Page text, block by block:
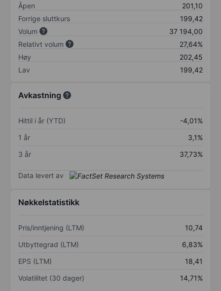
Åpen
201,10
Forrige sluttkurs
199,42
Volum
37 194,00
Relativt volum
27,64%
Høy
202,45
Lav
199,42
Avkastning
Hittil i år (YTD)
-4,01%
1 år
3,1%
3 år
37,73%
Data levert av
Nøkkelstatistikk
Pris/inntjening (LTM)
10,74
Utbyttegrad (LTM)
6,83%
EPS (LTM)
18,41
Volatilitet (30 dager)
14,71%